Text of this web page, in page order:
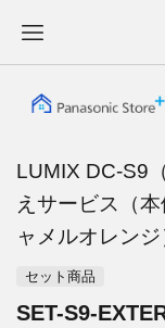
LUMIX DC-S9
えサービス（
ャメルオレンジ
セット商品
SET-S9-